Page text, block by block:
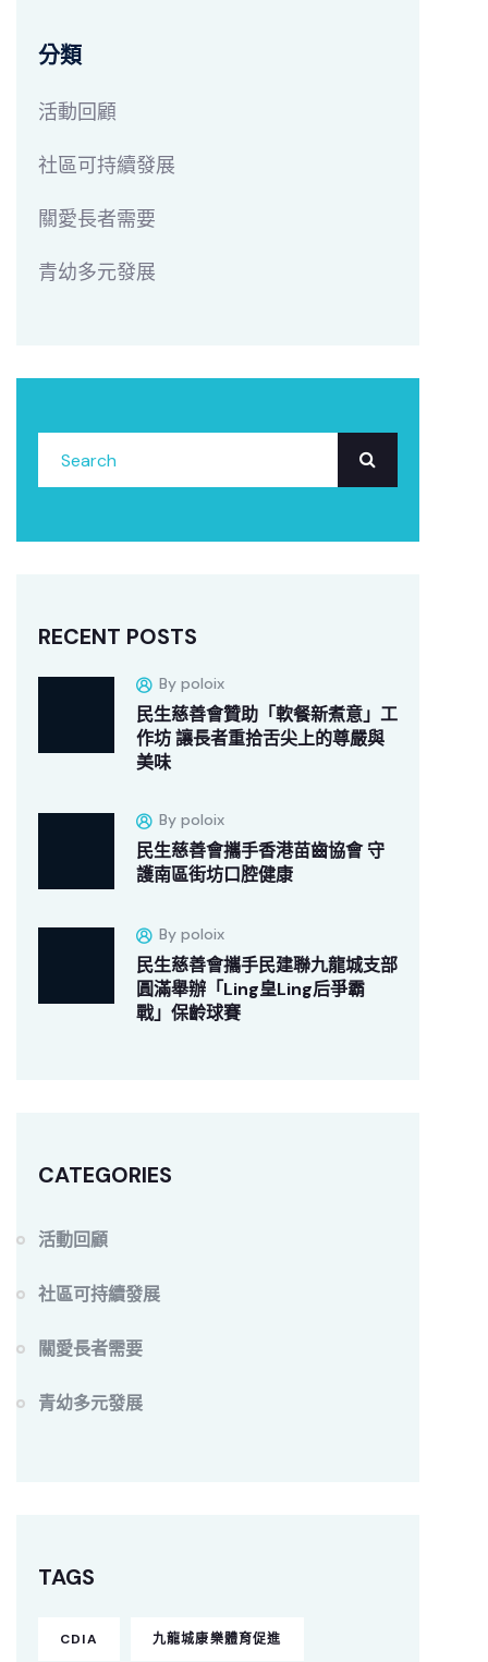
分類
活動回顧
社區可持續發展
關愛長者需要
青幼多元發展
RECENT POSTS
By poloix
民生慈善會贊助「軟餐新煮意」工
作坊 讓長者重拾舌尖上的尊嚴與
美味
By poloix
民生慈善會攜手香港苗齒協會 守
護南區街坊口腔健康
By poloix
民生慈善會攜手民建聯九龍城支部
圓滿舉辦「Ling皇Ling后爭霸
戰」保齡球賽
CATEGORIES
活動回顧
社區可持續發展
關愛長者需要
青幼多元發展
TAGS
CDIA 九龍城康樂體育促進